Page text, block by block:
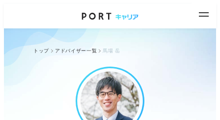
トップ アドバイザー一覧 馬場 岳